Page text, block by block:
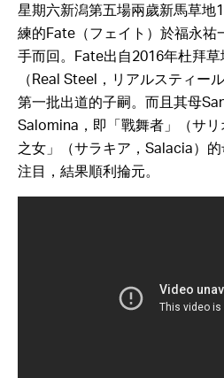
星期六新潟第五場兩歲新馬草地
練的Fate（フェイト）於福永祐
手而回。Fate出自2016年杜拜草
（Real Steel，リアルスティー
第一批出道的子嗣。而且其母
Salomina，即「戰舞者」（サ
之女」（サラキア，Salacia）
注目，結果順利掄元。